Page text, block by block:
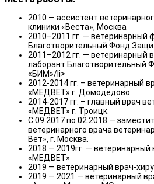
2010 — ассистент
клиники «Веста», Москва
2010–2011 гг. — ветеринарный
Благотворительный Фонд
2011–2012 гг. — ветеринарный
лаборант
«БИМ»/li>
2012-2014 гг. – ветеринарный
«МЕДВЕТ» г. Домодедово.
2014-2017 гг. – главный врач
«МЕДВЕТ» г. Троицк.
С 09.2017 по 02.2018 —
ветеринарного врача
Вет», г. Москва.
2018 — 2019гг. — ветеринарный
«МЕДВЕТ»
2019 — ветеринарный врач-
2019 — 2021 — ветеринарный